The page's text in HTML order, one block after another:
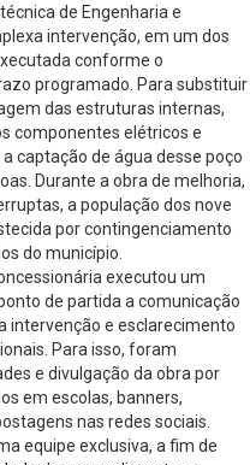
de Engenharia e
intervenção, em um dos
conforme o
programado. Para substituir
das estruturas internas,
componentes elétricos e
captação de água desse poço
Durante a obra de melhoria,
a população dos nove
por contingenciamento
do município.
executou um
de partida a comunicação
intervenção e esclarecimento
Para isso, foram
e divulgação da obra por
em escolas, banners,
nas redes sociais.
equipe exclusiva, a fim de